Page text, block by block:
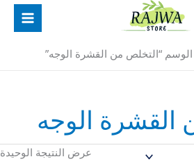
“التخلص من القشرة الوجه”
القشرة الوجه
عرض النتيجة الوحيدة